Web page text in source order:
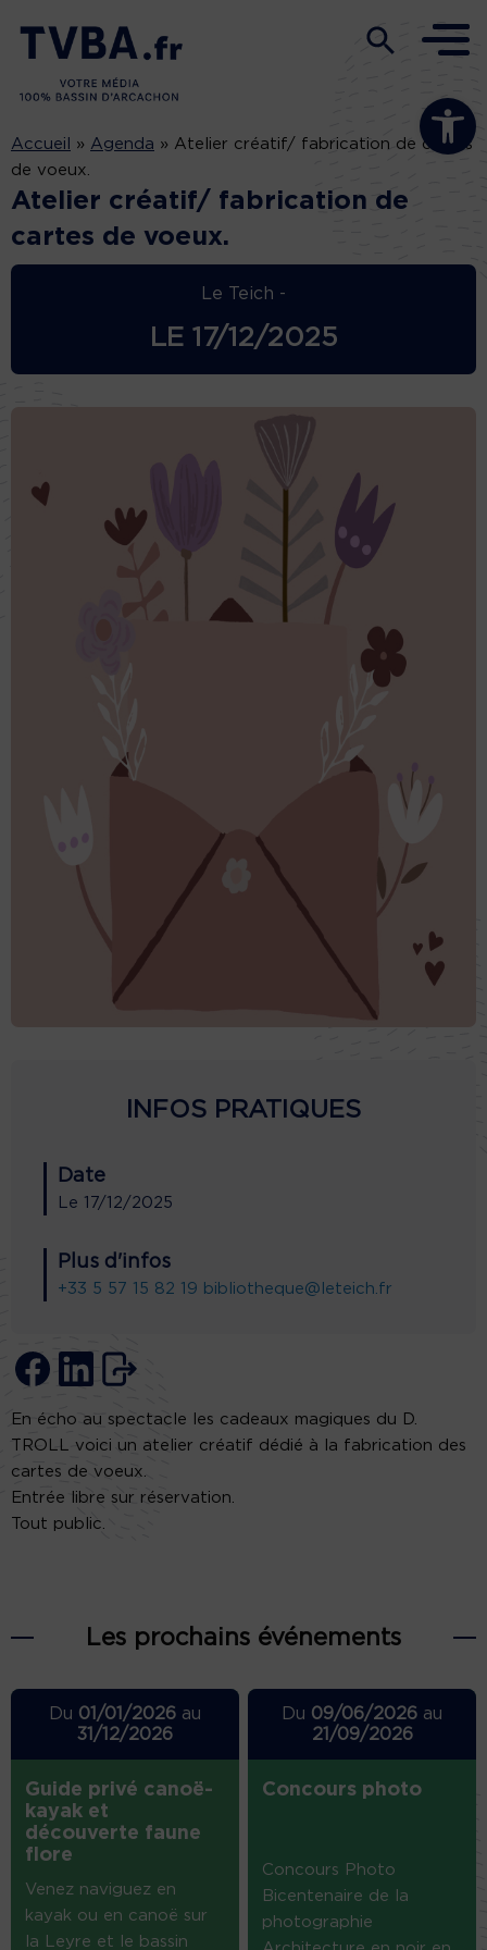
Ouvrir la
Accueil » Agenda » Atelier créatif/ fabrication de cartes
de voeux.
Atelier créatif/ fabrication de
cartes de voeux.
Le Teich -
LE 17/12/2025
INFOS PRATIQUES
Date
Le 17/12/2025
Plus d'infos
+33 5 57 15 82 19 bibliotheque@leteich.fr
En écho au spectacle les cadeaux magiques du D.
TROLL voici un atelier créatif dédié à la fabrication des
cartes de voeux.
Entrée libre sur réservation.
Tout public.
Les prochains événements
Du 01/01/2026au
31/12/2026
Guide privé canoë-
kayak et
découverte faune
flore
Venez naviguez en
kayak ou en canoë sur
la Leyre et le bassin
Du 09/06/2026 au
21/09/2026
Concours photo
Concours Photo
Bicentenaire de la
photographie